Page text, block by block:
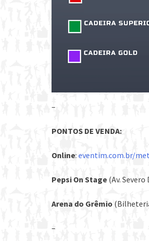
–
PONTOS DE VENDA:
Online: eventim.com.br/
Pepsi On Stage (Av.
Arena do Grêmio
–